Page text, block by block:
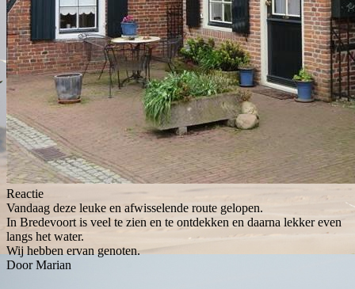
Reactie
Vandaag deze leuke en afwisselende route gelopen.
In Bredevoort is veel te zien en te ontdekken en daarna lekker even
langs het water.
Wij hebben ervan genoten.
Door Marian